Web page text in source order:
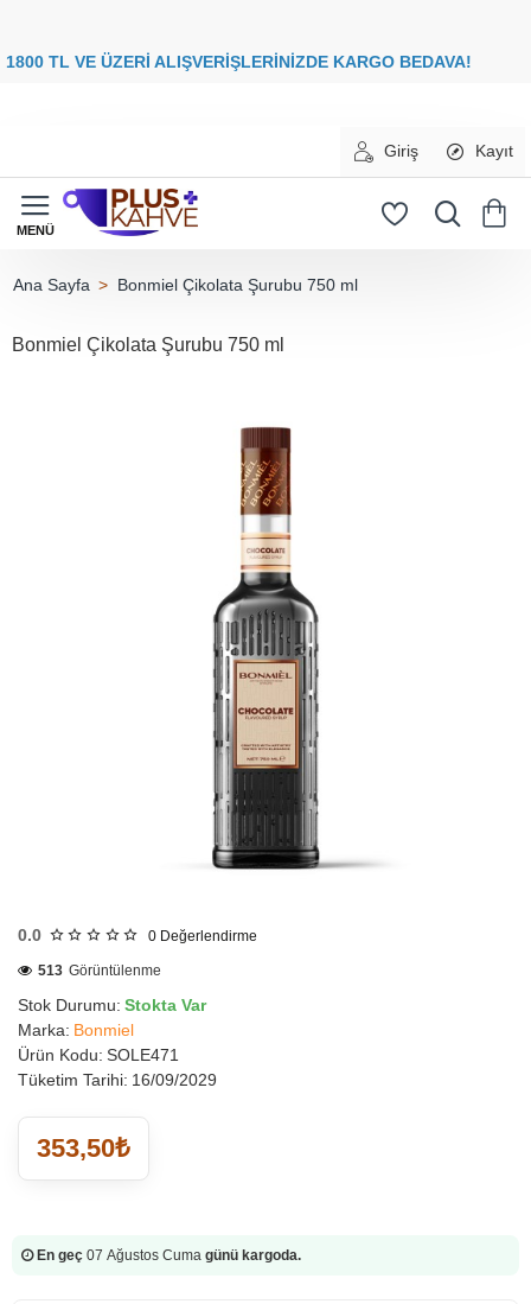
00 TL VE ÜZERİ ALIŞVERİŞLERİNİZDE KARGO
Giriş Kayıt
Bonmiel Çikolata Şurubu 750 ml
Bonmiel Çikolata Şurubu 750 ml
0.0 0 Değerlendirme
Stok Durumu: Stokta Var
Marka: Bonmiel
Ürün Kodu: SOLE471
Tüketim Tarihi: 16/09/2029
513 Görüntülenme
353,50₺
En geç 07 Ağustos Cuma günü kargoda.